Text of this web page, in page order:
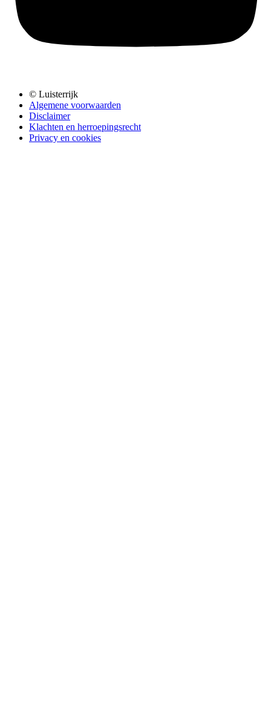
© Luisterrijk
Algemene voorwaarden
Disclaimer
Klachten en herroepingsrecht
Privacy en cookies